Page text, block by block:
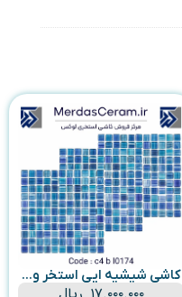
کاشی شیشیه ایی استخر و...